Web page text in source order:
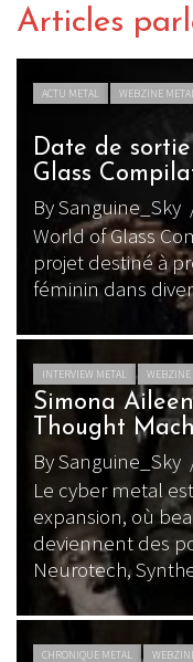
Articles
ACTU METAL WEBZINE
Date de
Glass
By Sanguine_Sky
World of Glass
projet destiné à
féminin dans
INTERVIEW METAL WEBZINE
Simona
Thought
By Sanguine_Sky
Le cyber metal
expansion, où
deviennent des
Neurotech,
CHRONIQUE METAL